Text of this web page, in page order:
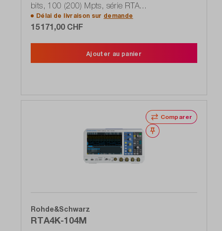
bits, 100 (200) Mpts, série RTA
(1335.7700P35)
Délai de livraison sur demande
15 171,00 CHF
Ajouter au panier
Comparer
Noter
Rohde&Schwarz
RTA4K-104M